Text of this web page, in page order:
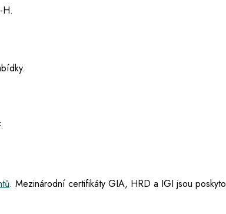
H.
. Mezinárodní certifikáty GIA, HRD a IGI jsou